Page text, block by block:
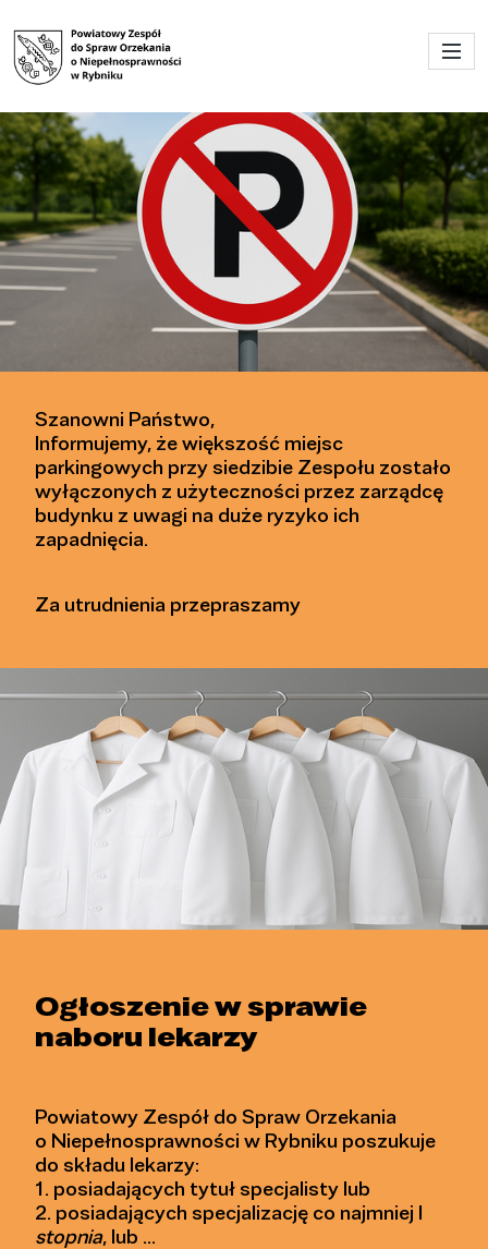
Przejdź do treści
Powiatowy Zespół do Spraw
Szanowni Państwo,
Informujemy, że większość miejsc
parkingowych przy siedzibie Zespołu zostało
wyłączonych z użyteczności przez zarządcę
budynku z uwagi na duże ryzyko ich
zapadnięcia.
Za utrudnienia przepraszamy
Ogłoszenie w sprawie
naboru lekarzy
Powiatowy Zespół do Spraw Orzekania
o Niepełnosprawności w Rybniku poszukuje
do składu lekarzy:
1. posiadających tytuł specjalisty lub
2. posiadających specjalizację co najmniej I
stopnia, lub …